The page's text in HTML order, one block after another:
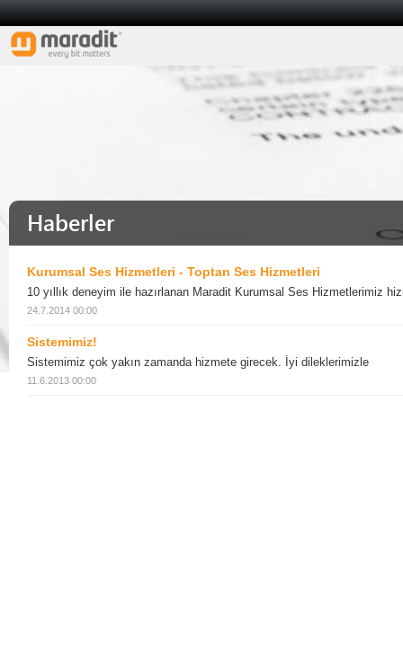
Haberler
Kurumsal Ses Hizmetleri - Toptan Ses Hizmetleri
10 yıllık deneyim ile hazırlanan Maradit Kurumsal Ses Hizmetlerimiz
24.7.2014 00:00
Sistemimiz!
Sistemimiz çok yakın zamanda hizmete girecek. İyi dileklerimizle
11.6.2013 00:00